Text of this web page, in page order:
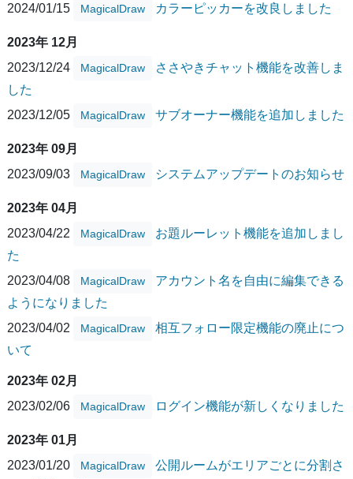
2024/01/15 MagicalDraw カラーピッカーを改良しました
2023年 12月
2023/12/24
MagicalDraw
ささやきチャット機能を改善しま
した
2023/12/05
MagicalDraw サブオーナー機能を追加しました
2023年 09月
2023/09/03
MagicalDraw システムアップデートのお知らせ
2023年 04月
2023/04/22
MagicalDraw
お題ルーレット機能を追加しまし
た
2023/04/08
MagicalDraw
アカウント名を自由に編集できる
ようになりました
2023/04/02
MagicalDraw
相互フォロー限定機能の廃止につ
いて
2023年 02月
2023/02/06
MagicalDraw ログイン機能が新しくなりました
2023年 01月
2023/01/20
MagicalDraw
公開ルームがエリアごとに分割さ